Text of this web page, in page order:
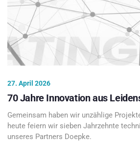
27. April 2026
70 Jahre Innovation aus
Gemeinsam haben wir unzählige
heute feiern wir sieben Jahrzehnte
unseres Partners Doepke.